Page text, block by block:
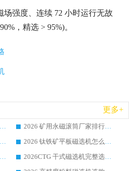
场强度、连续 72 小时运行无故
，精选 > 95%)。
更多+
2026 矿用永磁滚筒厂家排行榜选购干货指南 行业口碑标杆华体会手机网页版-华体会(中国) 实力出众
2026 矿用永磁滚筒厂家排行榜选购指南，行业口碑领域强者华体会手机网页版-华体会(中国)
2026 钛铁矿平板磁选机选购全攻略 市场公认优质品牌厂家实力排行榜
2026 钛铁矿平板磁选机怎么选 靠谱生产企业实力排行榜选购参考攻略
2026 钛铁矿平板磁选机选购指南 行业口碑优选品牌生产企业实力排行榜
2026CTG 干式磁选机完整选购指南 行业口碑顶尖靠谱生产龙头厂家实力推荐